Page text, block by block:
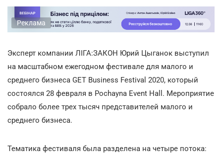
Реклама
Эксперт компании ЛІГА:ЗАКОН Юрий Цыганок выступил
на масштабном ежегодном фестивале для малого и
среднего бизнеса GET Business Festival 2020, который
состоялся 28 февраля в Pochayna Event Hall. Мероприятие
собрало более трех тысяч представителей малого и
среднего бизнеса.
Тематика фестиваля была разделена на четыре потока: